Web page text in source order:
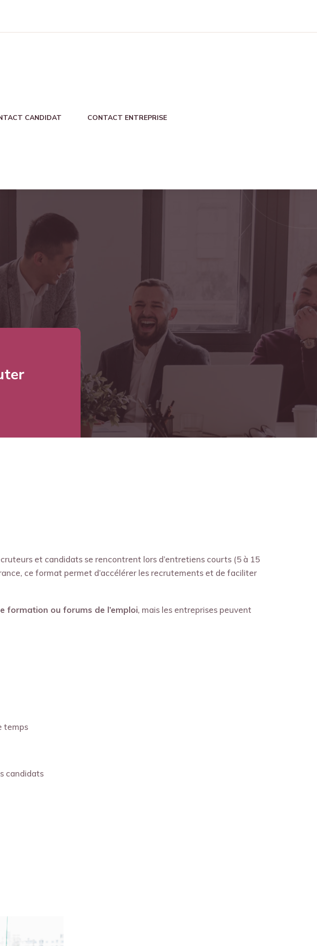
CANDIDAT CONTACT ENTREPRISE
et candidats se rencontrent lors d’entretiens courts (5 à 15
ce format permet d’accélérer les recrutements et de faciliter
formation ou forums de l’emploi, mais les entreprises peuvent
temps
candidats